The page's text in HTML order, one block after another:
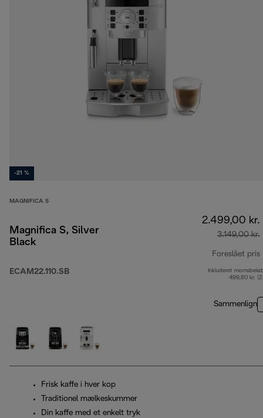
-21 %
MAGNIFICA S
Magnifica S, Silver
Black
ECAM22.110.SB
2.499,00 kr.
3.149,00 kr.
Foreslået pris
Inkluderet
499,80 kr.
Sammenlign
Frisk kaffe i hver kop
Traditionel mælkeskummer
Din kaffe med et enkelt tryk